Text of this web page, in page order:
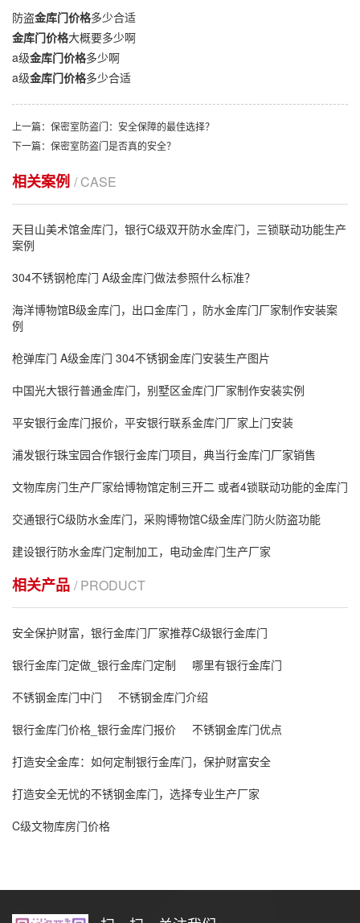
防盗金库门价格多少合适
金库门价格大概要多少啊
a级金库门价格多少啊
a级金库门价格多少合适
上一篇：保密室防盗门：安全保障的最佳选择？
下一篇：保密室防盗门是否真的安全？
相关案例 / CASE
天目山美术馆金库门，银行C级双开防水金库门，三锁联动功能生产
案例
304不锈钢枪库门 A级金库门做法参照什么标准？
海洋博物馆B级金库门，出口金库门 ，防水金库门厂家制作安装案
例
枪弹库门 A级金库门 304不锈钢金库门安装生产图片
中国光大银行普通金库门，别墅区金库门厂家制作安装实例
平安银行金库门报价，平安银行联系金库门厂家上门安装
浦发银行珠宝园合作银行金库门项目，典当行金库门厂家销售
文物库房门生产厂家给博物馆定制三开二 或者4锁联动功能的金库门
交通银行C级防水金库门，采购博物馆C级金库门防火防盗功能
建设银行防水金库门定制加工，电动金库门生产厂家
相关产品 / PRODUCT
安全保护财富，银行金库门厂家推荐C级银行金库门
银行金库门定做_银行金库门定制
哪里有银行金库门
不锈钢金库门中门
不锈钢金库门介绍
银行金库门价格_银行金库门报价
不锈钢金库门优点
打造安全金库：如何定制银行金库门，保护财富安全
打造安全无忧的不锈钢金库门，选择专业生产厂家
C级文物库房门价格